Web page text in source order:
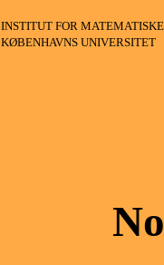
INSTITUT FOR
KØBENHAVNS UNIVERSITET